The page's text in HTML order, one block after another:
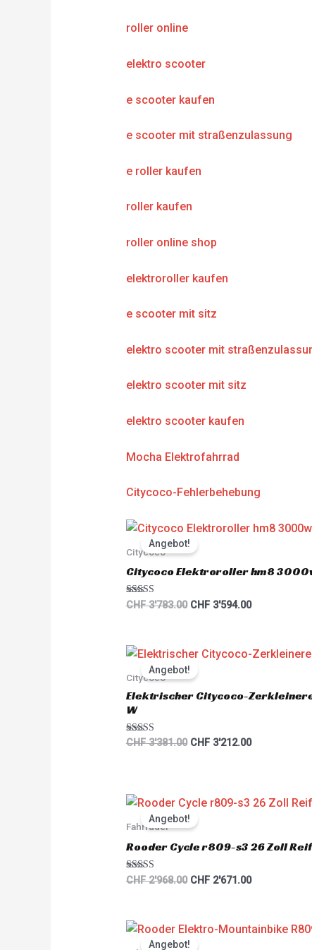
roller online
elektro scooter
e scooter kaufen
e scooter mit straßenzulassung
e roller kaufen
roller kaufen
roller online shop
elektroroller kaufen
e scooter mit sitz
elektro scooter mit
elektro scooter mit sitz
elektro scooter kaufen
Mocha Elektrofahrrad
Citycoco-Fehlerbehebung
Angebot!
Citycoco
Citycoco Elektroroller hm8
Rated
CHF3'783.00
Original
price
was:
CHF3'594.00
Current
Angebot!
Citycoco
Elektrischer Citycoco-
W
Rated
CHF3'381.00
Original
price
was:
CHF3'212.00
Current
Angebot!
Fahrräder
Rooder Cycle r809-s3 26 Zoll
Rated
CHF2'968.00
Original
price
was:
CHF2'671.00
Current
Angebot!
Original
price
Current